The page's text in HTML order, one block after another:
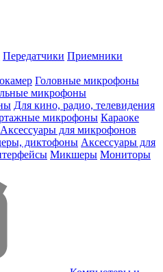
Передатчики Приемники
Головные микрофоны
микрофоны
Для кино, радио, телевидения
микрофоны Караоке
Аксессуары для микрофонов
диктофоны Аксессуары для
Микшеры Мониторы